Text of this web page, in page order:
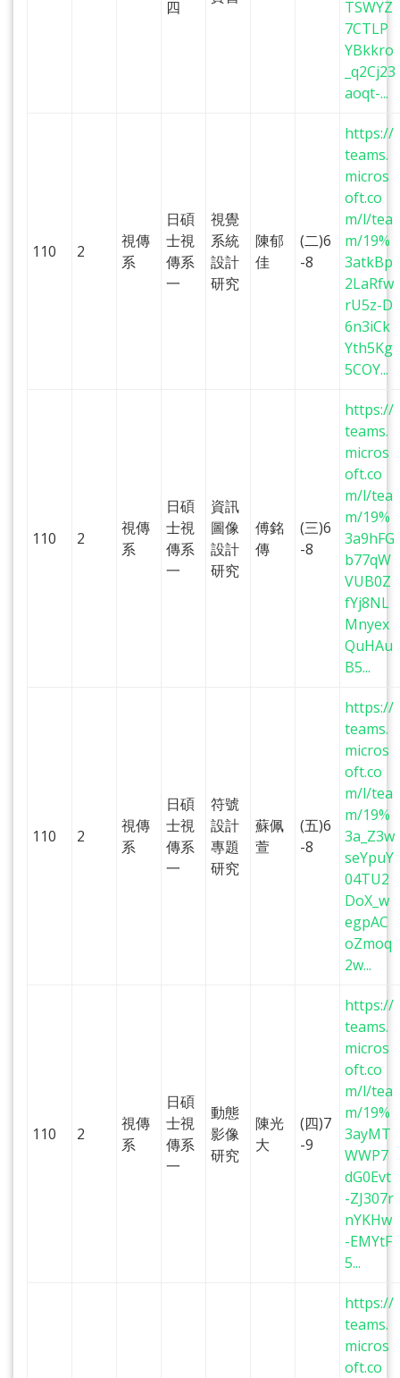
四
TSWYZ
7CTLP
YBkkro
_q2Cj23
aoqt-...
110 2
視傳
系
日碩
士視
傳系
一
視覺
系統
設計
研究
陳郁
佳
(二)6
-8
https://
teams.
micros
oft.co
m/l/tea
m/19%
3atkBp
2LaRfw
rU5z-D
6n3iCk
Yth5Kg
5COY...
110 2
視傳
系
日碩
士視
傳系
一
資訊
圖像
設計
研究
傅銘
傳
(三)6
-8
https://
teams.
micros
oft.co
m/l/tea
m/19%
3a9hFG
b77qW
VUB0Z
fYj8NL
Mnyex
QuHAu
B5...
110 2
視傳
系
日碩
士視
傳系
一
符號
設計
專題
研究
蘇佩
萱
(五)6
-8
https://
teams.
micros
oft.co
m/l/tea
m/19%
3a_Z3w
seYpuY
04TU2
DoX_w
egpAC
oZmoq
2w...
110 2
視傳
系
日碩
士視
傳系
一
動態
影像
研究
陳光
大
(四)7
-9
https://
teams.
micros
oft.co
m/l/tea
m/19%
3ayMT
WWP7
dG0Evt
-ZJ307r
nYKHw
-EMYtF
5...
https://
teams.
micros
oft.co